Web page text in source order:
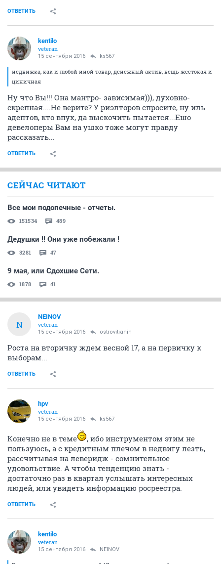
ОТВЕТИТЬ
kentilo
veteran
15 сентября 2016 ks567
недвижка, как и любой иной товар, денежный актив, вещь жестокая и
циничная
Ну что Вы!!! Она мантро- зависимая))), духовно-
скрепная....Не верите? У риэлторов спросите, ну иль
адептов, кто впух, да выскочить пытается...Ешо
девелоперы Вам на ушко тоже могут правду
рассказать...
ОТВЕТИТЬ
СЕЙЧАС ЧИТАЮТ
Все мои подопечные - отчеты.
151534 489
Дедушки !! Они уже побежали !
3281 47
9 мая, или Сдохшие Сети.
1878 41
N
NEINOV
veteran
15 сентября 2016 ostrovitianin
Роста на вторичку ждем весной 17, а на первичку к
выборам...
ОТВЕТИТЬ
hpv
veteran
15 сентября 2016 ks567
Конечно не в теме
, ибо инструментом этим не
пользуюсь, а с кредитным плечом в недвигу лезть,
рассчитывая на леверидж - сомнительное
удовольствие. А чтобы тенденцию знать -
достаточно раз в квартал услышать интересных
людей, или увидеть информацию росреестра.
ОТВЕТИТЬ
kentilo
veteran
15 сентября 2016 NEINOV